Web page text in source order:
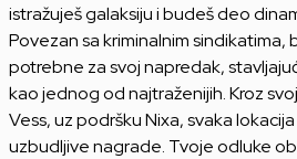
istražuješ galaksiju i budeš deo
Povezan sa kriminalnim sindikatima,
potrebne za svoj napredak,
kao jednog od najtraženijih. Kroz
Vess, uz podršku Nixa, svaka
uzbudljive nagrade. Tvoje odluke